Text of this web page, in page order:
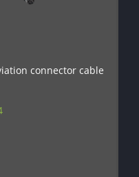
connector cable